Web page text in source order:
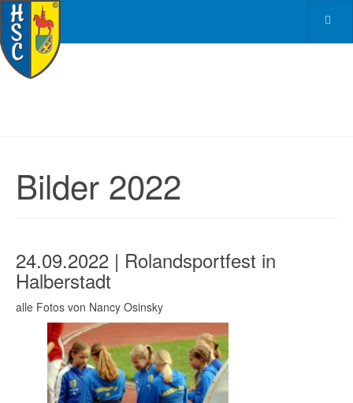
Bilder 2022
24.09.2022 | Rolandsportfest in
Halberstadt
alle Fotos von Nancy Osinsky